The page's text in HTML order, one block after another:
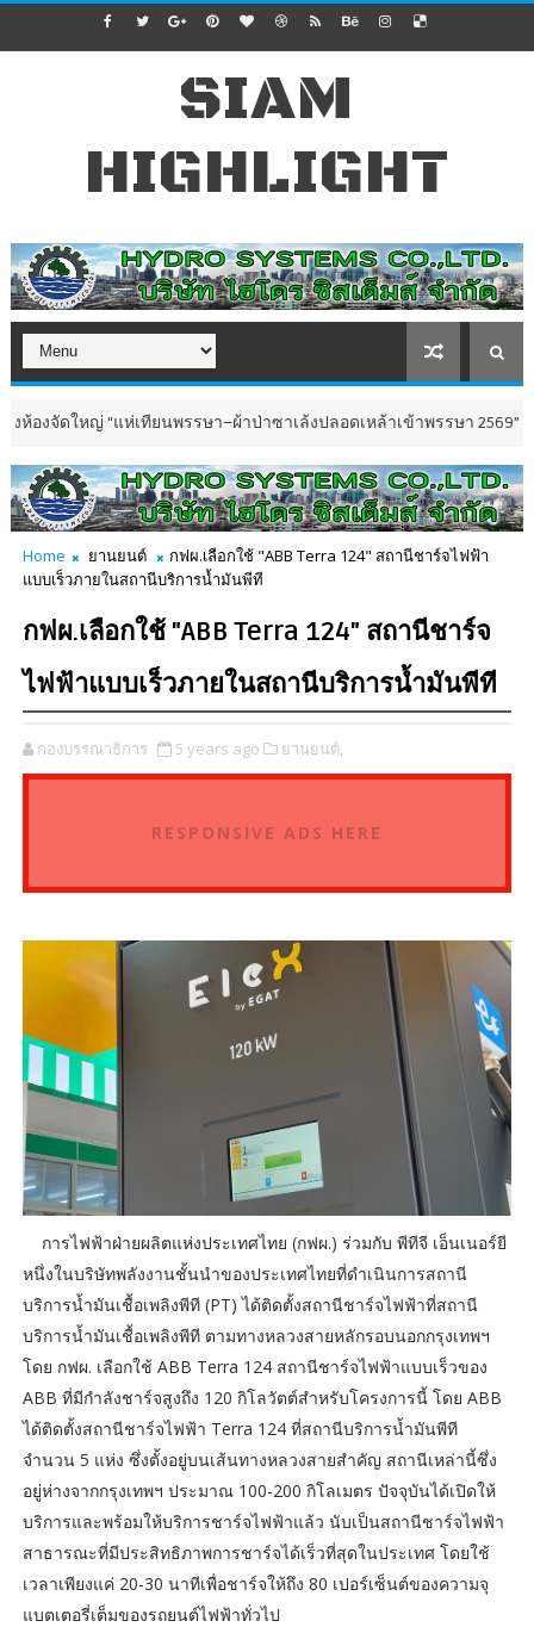
SIAM
HIGHLIGHT
“แห่เทียนพรรษา–ผ้าป่าซาเล้งปลอดเหล้าเข้าพรรษา 2569” ข่าวทั่วไป
Home ยานยนต์
กฟผ.เลือกใช้ "ABB Terra 124" สถานีชาร์จไฟฟ้า
แบบเร็วภายในสถานีบริการน้ำมันพีที
กฟผ.เลือกใช้ "ABB Terra 124" สถานีชาร์จ
ไฟฟ้าแบบเร็วภายในสถานีบริการน้ำมันพีที
กองบรรณาธิการ 5 years ago ยานยนต์,
RESPONSIVE ADS HERE
การไฟฟ้าฝ่ายผลิตแห่งประเทศไทย (กฟผ.) ร่วมกับ พีทีจี เอ็นเนอร์ยี
หนึ่งในบริษัทพลังงานชั้นนำของประเทศไทยที่ดำเนินการสถานี
บริการน้ำมันเชื้อเพลิงพีที (PT) ได้ติดตั้งสถานีชาร์จไฟฟ้าที่สถานี
บริการน้ำมันเชื้อเพลิงพีที ตามทางหลวงสายหลักรอบนอกกรุงเทพฯ
โดย กฟผ. เลือกใช้ ABB Terra 124 สถานีชาร์จไฟฟ้าแบบเร็วของ
ABB ที่มีกำลังชาร์จสูงถึง 120 กิโลวัตต์สำหรับโครงการนี้ โดย ABB
ได้ติดตั้งสถานีชาร์จไฟฟ้า Terra 124 ที่สถานีบริการน้ำมันพีที
จำนวน 5 แห่ง ซึ่งตั้งอยู่บนเส้นทางหลวงสายสำคัญ สถานีเหล่านี้ซึ่ง
อยู่ห่างจากกรุงเทพฯ ประมาณ 100-200 กิโลเมตร ปัจจุบันได้เปิดให้
บริการและพร้อมให้บริการชาร์จไฟฟ้าแล้ว นับเป็นสถานีชาร์จไฟฟ้า
สาธารณะที่มีประสิทธิภาพการชาร์จได้เร็วที่สุดในประเทศ โดยใช้
เวลาเพียงแค่ 20-30 นาทีเพื่อชาร์จให้ถึง 80 เปอร์เซ็นต์ของความจุ
แบตเตอรี่เต็มของรถยนต์ไฟฟ้าทั่วไป